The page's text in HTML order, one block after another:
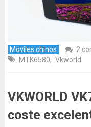
Móviles chinos 2
MTK6580, Vkworld
VKWORLD
coste